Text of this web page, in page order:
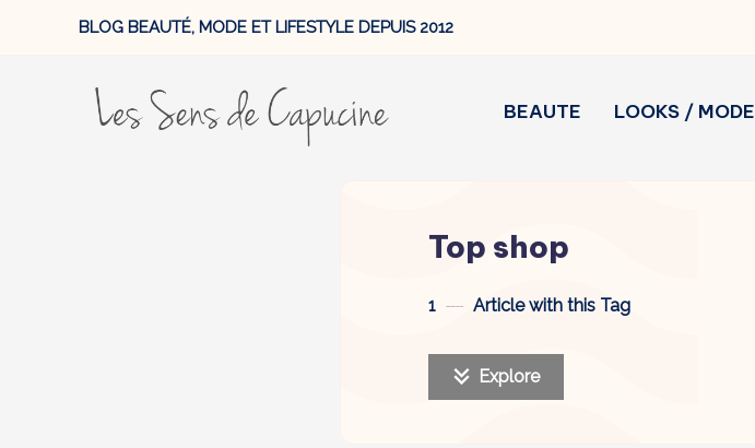
BLOG BEAUTÉ, MODE ET LIFESTYLE DEPUIS 2012
BEAUTE LOOKS / MODE
Top shop
1 Article with this Tag
Explore